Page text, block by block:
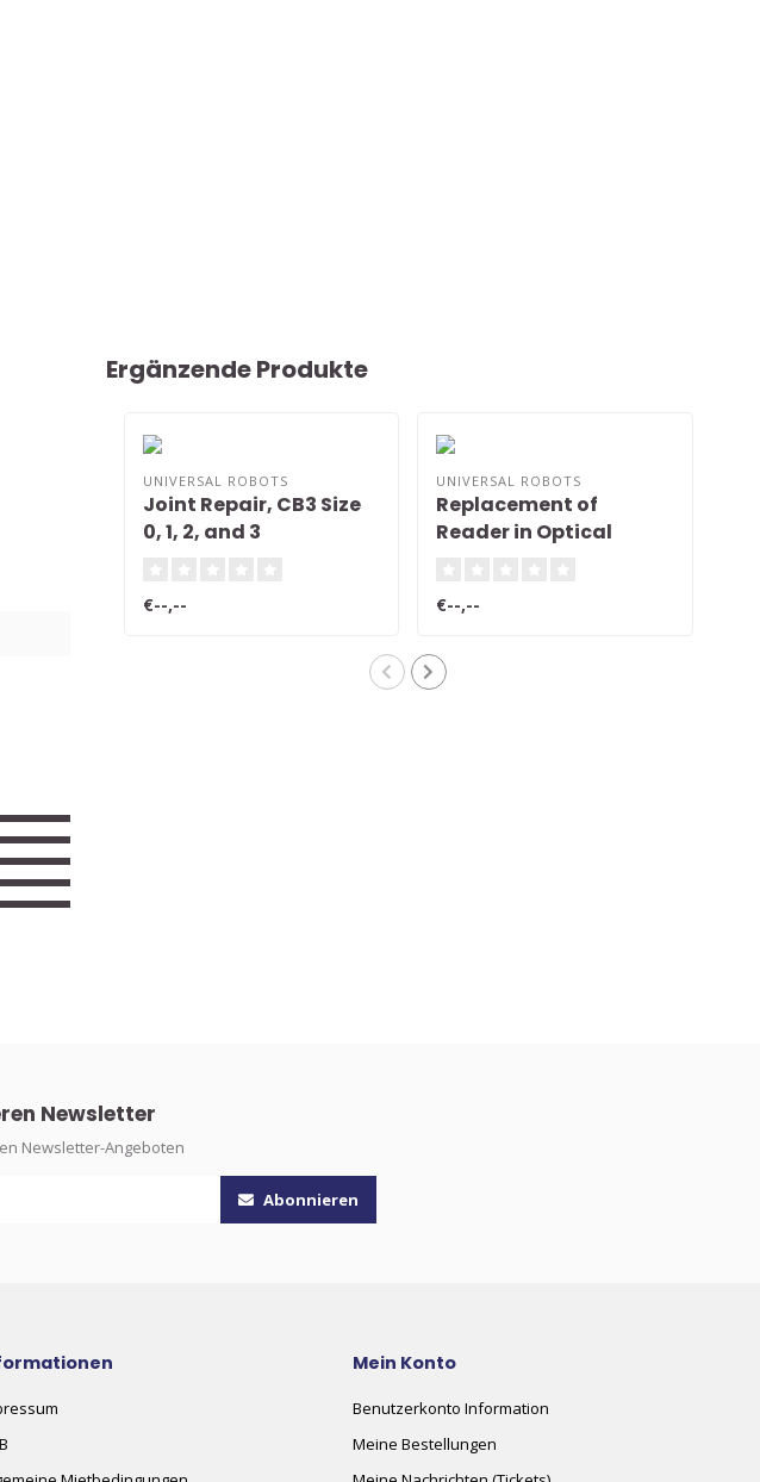
Ergänzende Produkte
UNIVERSAL ROBOTS
Joint Repair, CB3 Size
0, 1, 2, and 3
€--,--
UNIVERSAL ROBOTS
Replacement of
Reader in Optical
€--,--
Newsletter
Newsletter-Angeboten
Abonnieren
Mein Konto
Benutzerkonto Information
Meine Bestellungen